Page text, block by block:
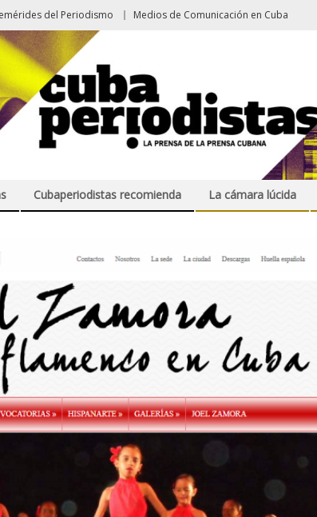
del Periodismo Medios de Comunicación en Cuba
Cubaperiodistas recomienda La cámara lúcida